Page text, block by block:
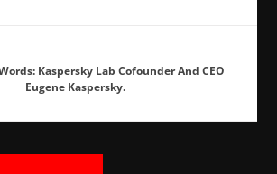
Kaspersky Lab Cofounder And CEO
Eugene Kaspersky.